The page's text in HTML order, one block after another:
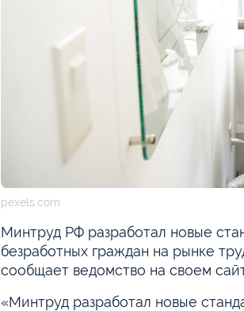
pexels.com
Минтруд РФ разработал новые
безработных граждан на рынке
сообщает ведомство на своем
«Минтруд разработал новые